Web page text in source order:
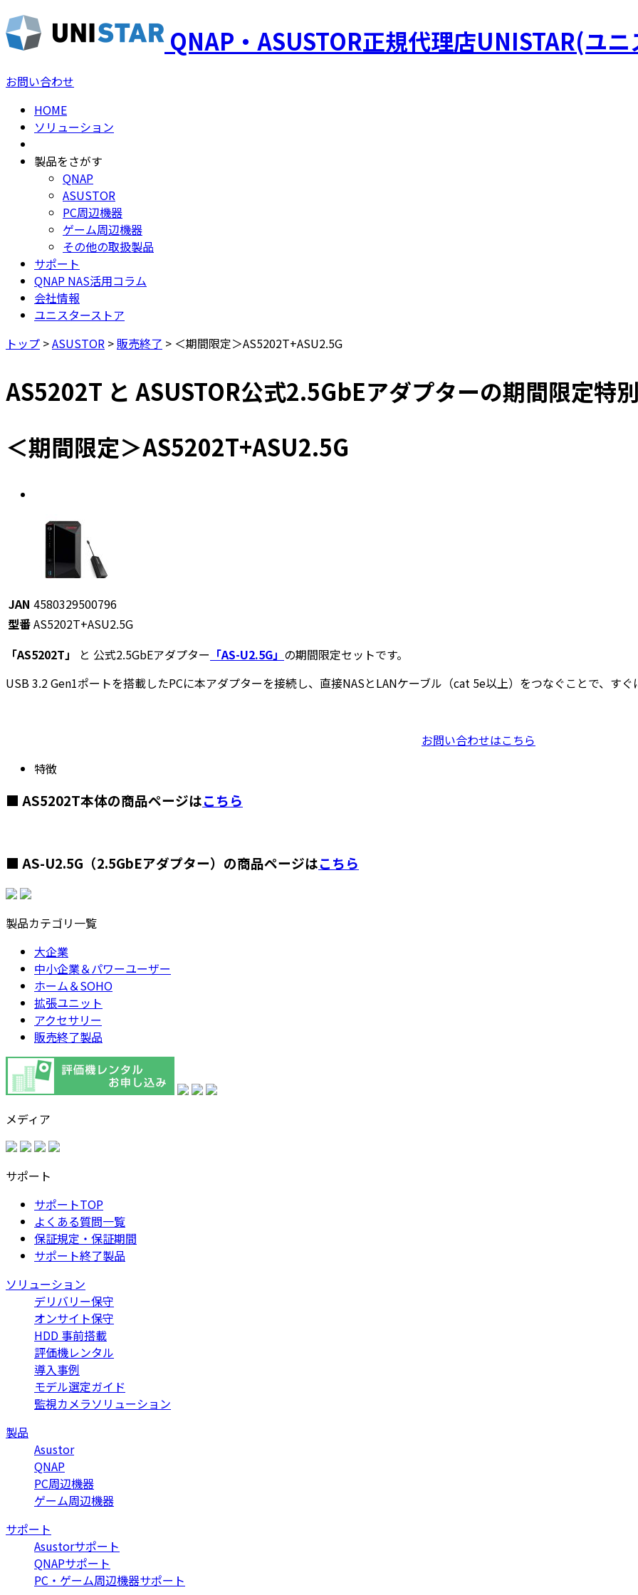
QNAP・ASUSTOR正規代理店UNISTAR(ユ
お問い合わせ
HOME
ソリューション
製品をさがす
QNAP
ASUSTOR
PC周辺機器
ゲーム周辺機器
その他の取扱製品
サポート
QNAP NAS活用コラム
会社情報
ユニスターストア
トップ >ASUSTOR >販売終了 > ＜期間限定＞AS5202T+ASU2.5G
AS5202T と ASUSTOR公式2.5GbEアダプターの期間限定特
＜期間限定＞AS5202T+ASU2.5G
JAN 4580329500796
型番AS5202T+ASU2.5G
「AS5202T」
と 公式2.5GbEアダプター 「AS-U2.5G」 の期間限定セットです。
USB 3.2 Gen1ポートを搭載したPCに本アダプターを接続し、直接NASとLANケーブル（cat 5e以上）をつなぐことで、す
お問い合わせはこちら
特徴
■ AS5202T本体の商品ページはこちら
■ AS-U2.5G（2.5GbEアダプター）の商品ページはこちら
製品カテゴリ一覧
大企業
中小企業＆パワーユーザー
ホーム＆SOHO
拡張ユニット
アクセサリー
販売終了製品
メディア
サポート
サポートTOP
よくある質問一覧
保証規定・保証期間
サポート終了製品
ソリューション
デリバリー保守
オンサイト保守
HDD 事前搭載
評価機レンタル
導入事例
モデル選定ガイド
監視カメラソリューション
製品
Asustor
QNAP
PC周辺機器
ゲーム周辺機器
サポート
Asustorサポート
QNAPサポート
PC・ゲーム周辺機器サポート